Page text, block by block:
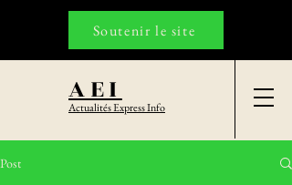
AEI
Actualités Express Info
Soutenir le site
Post